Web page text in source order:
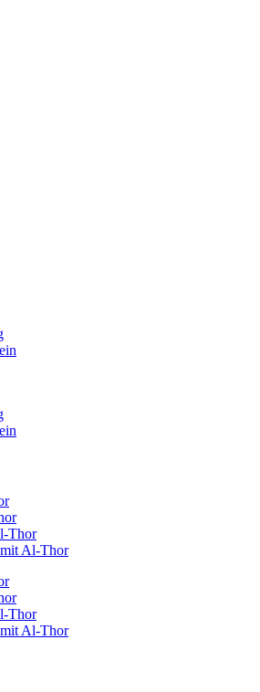
Thor
Al-Thor
Thor
Al-Thor